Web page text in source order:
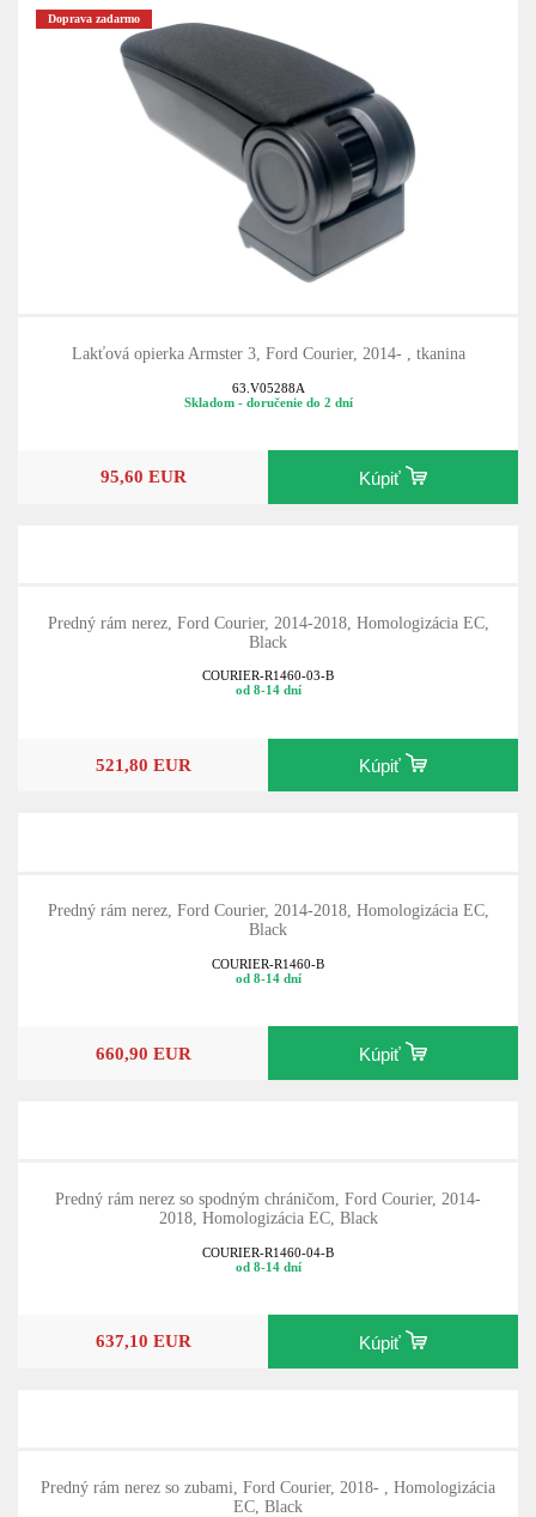
Doprava zadarmo
Lakťová opierka Armster 3, Ford Courier, 2014- , tkanina
63.V05288A
Skladom - doručenie do 2 dní
95,60 EUR Kúpiť
Predný rám nerez, Ford Courier, 2014-2018, Homologizácia EC,
Black
COURIER-R1460-03-B
od 8-14 dní
521,80 EUR Kúpiť
Predný rám nerez, Ford Courier, 2014-2018, Homologizácia EC,
Black
COURIER-R1460-B
od 8-14 dní
660,90 EUR Kúpiť
Predný rám nerez so spodným chráničom, Ford Courier, 2014-
2018, Homologizácia EC, Black
COURIER-R1460-04-B
od 8-14 dní
637,10 EUR Kúpiť
Predný rám nerez so zubami, Ford Courier, 2018- , Homologizácia
EC, Black